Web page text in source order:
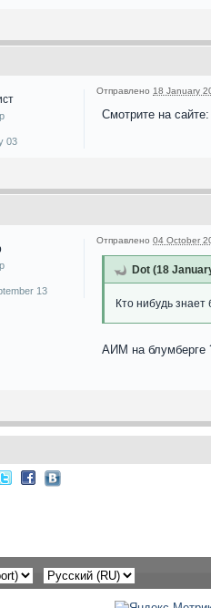
03
Отправлено 18 January
Смотрите на
13
Отправлено 04 October
Dot (18
Кто нибудь
АИМ на блумберге